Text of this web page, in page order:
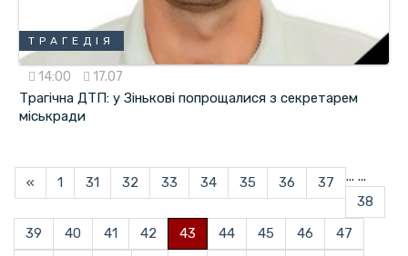
ТРАГЕДІЯ
14:00 17.07
Трагічна ДТП: у Зінькові попрощалися з секретарем
міськради
« 1 ...
31 32 33 34 35 36
37
38
39
40 41 42 43 44 45 46
47
...